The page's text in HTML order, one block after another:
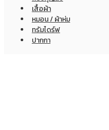
เสื้อผ้า
หมอน / ผ้าห่ม
ทรัมไดร์ฟ
ปากกา